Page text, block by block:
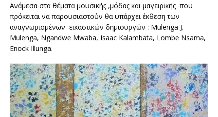
Ανάμεσα στα θέματα μουσικής ,μόδας και μαγειρικής που
πρόκειται να παρουσιαστούν θα υπάρχει έκθεση των
αναγνωρισμένων εικαστικών δημιουργών : Mulenga J.
Mulenga, Ngandwe Mwaba, Isaac Kalambata, Lombe Nsama,
Enock Illunga.